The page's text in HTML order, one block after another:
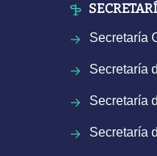
Secretaría
Secretaría
Secretaría
Secretaría